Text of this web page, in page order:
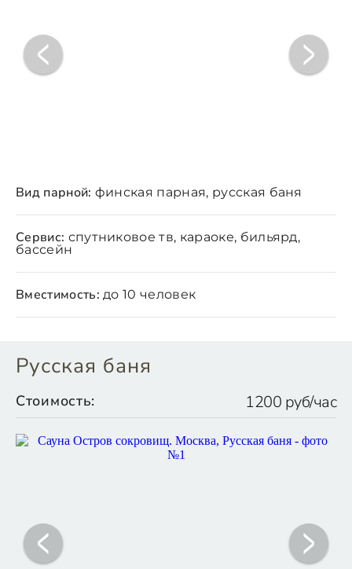
Вид парной: финская парная, русская баня
Сервис: спутниковое тв, караоке, бильярд,
бассейн
Вместимость: до 10 человек
Русская баня
Стоимость: 1200 руб/час